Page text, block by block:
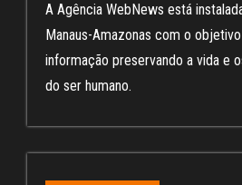
A Agência WebNews está
Manaus-Amazonas com o
informação preservando a vida e
do ser humano.